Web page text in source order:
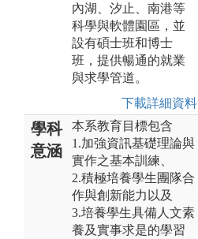
內湖、汐止、南港等
科學與軟體園區，並
設有碩士班和博士
班，提供暢通的就業
與求學管道。
下載詳細資料
學科
意涵
本系教育目標包含
1.加強資訊基礎理論與
實作之基本訓練、
2.積極培養學生團隊合
作與創新能力以及
3.培養學生具備人文素
養及實事求是的學習